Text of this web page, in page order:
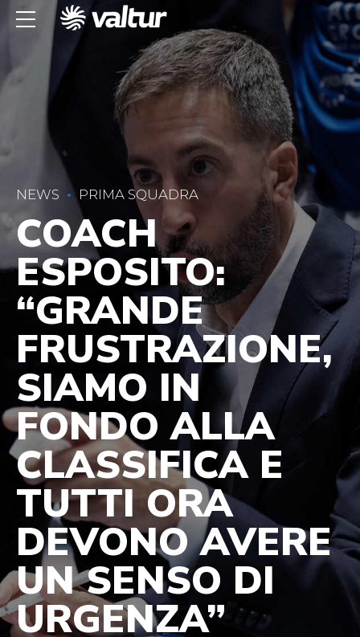
NEWS PRIMA SQUADRA
COACH
ESPOSITO:
“GRANDE
FRUSTRAZIONE,
SIAMO IN
FONDO ALLA
CLASSIFICA E
TUTTI ORA
DEVONO AVERE
UN SENSO DI
URGENZA”